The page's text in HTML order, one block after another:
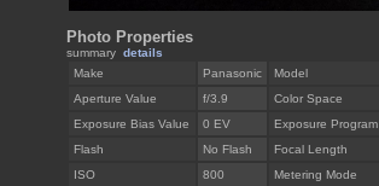
Photo Properties
summary details
Make
Panasonic
Model
Aperture Value
f/3.9
Color Space
Exposure Bias Value
0 EV
Exposure Program
Flash
No Flash
Focal Length
ISO
800
Metering Mode